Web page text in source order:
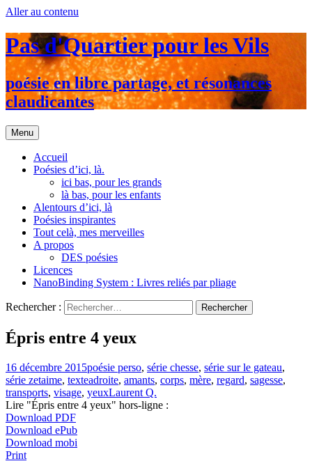
Aller au contenu
Pas d'Quartier pour les Vils
poésie en libre partage, et résonances
claudicantes
Menu
Accueil
Poésies d’ici, là.
ici bas, pour les grands
là bas, pour les enfants
Alentours d’ici, là
Poésies inspirantes
Tout celà, mes merveilles
A propos
DES poésies
Licences
NanoBinding System : Livres reliés par pliage
Rechercher :
Épris entre 4 yeux
16 décembre 2015poésie perso, série chesse, série sur le gateau,
série zetaime, texteadroite, amants, corps, mère, regard, sagesse,
transports, visage, yeuxLaurent Q.
Lire "Épris entre 4 yeux" hors-ligne :
Download PDF
Download ePub
Download mobi
Print